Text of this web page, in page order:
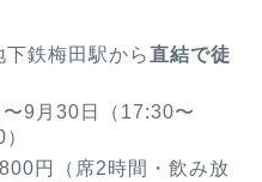
下鉄梅田駅から直結で徒
9月30日（17:30〜
円（席2時間・飲み放